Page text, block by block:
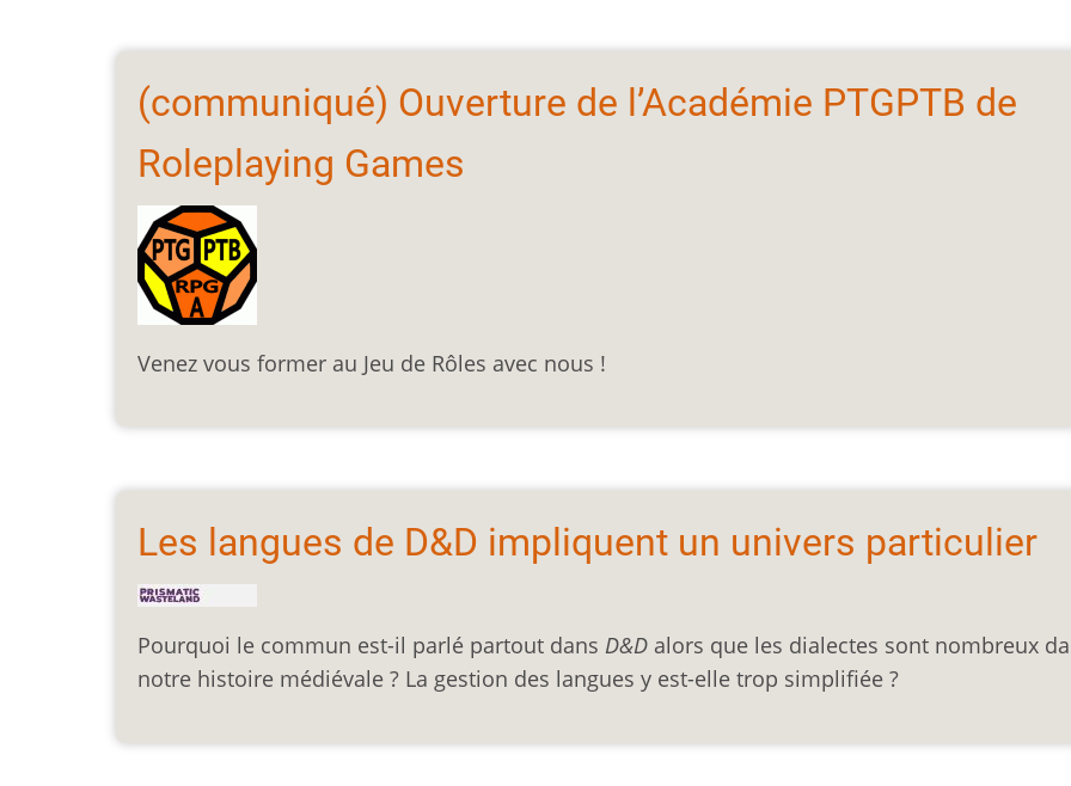
(communiqué) Ouverture de l’Académie PTGPTB de
Roleplaying Games
Venez vous former au Jeu de Rôles avec nous !
Les langues de D&D impliquent un univers particulier
Pourquoi le commun est-il parlé partout dans D&D alors que les dialectes sont nombreux
notre histoire médiévale ? La gestion des langues y est-elle trop simplifiée ?